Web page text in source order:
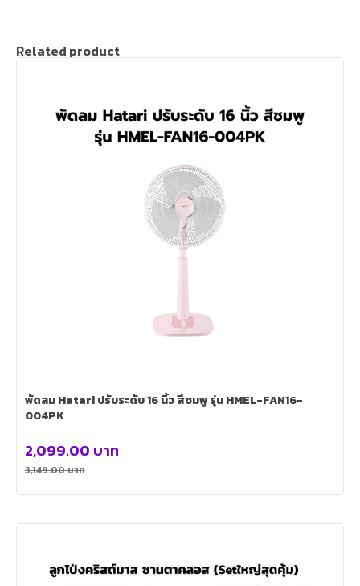
Related product
พัดลม Hatari ปรับระดับ 16 นิ้ว สีชมพู รุ่น HMEL-FAN16-
004PK
3,149.00บาท
2,099.00 บาท